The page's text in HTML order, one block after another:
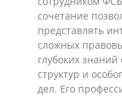
сочетание
представлять
сложных
глубоких
структур и
дел. Его